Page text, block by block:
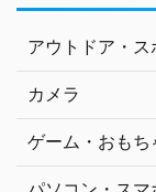
アウトドア・ス
カメラ
ゲーム・おもち